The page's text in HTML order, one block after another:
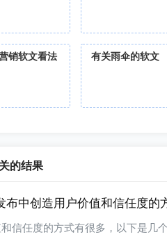
销软文看法 有关雨伞的软文
的结果
布中创造用户价值和信任度的
以下是几个常见的方法：1 强调产品或服务的独特卖点（